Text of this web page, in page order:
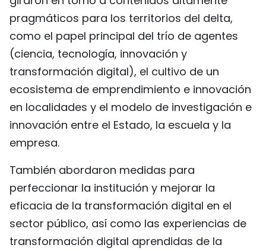
pragmáticos para los territorios del delta,
como el papel principal del trío de agentes
(ciencia, tecnología, innovación y
transformación digital), el cultivo de un
ecosistema de emprendimiento e innovación
en localidades y el modelo de investigación e
innovación entre el Estado, la escuela y la
empresa.
También abordaron medidas para
perfeccionar la institución y mejorar la
eficacia de la transformación digital en el
sector público, así como las experiencias de
transformación digital aprendidas de la